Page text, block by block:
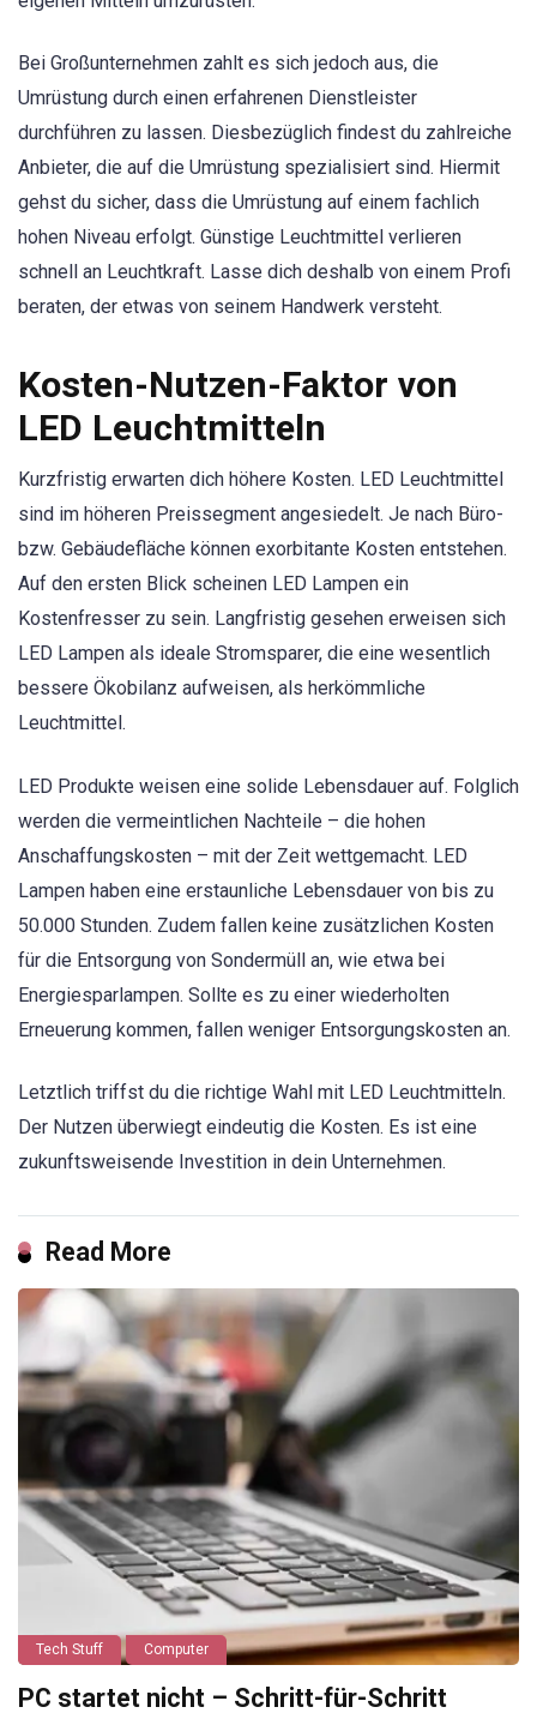
Bei Großunternehmen zahlt es sich jedoch aus, die
Umrüstung durch einen erfahrenen Dienstleister
durchführen zu lassen. Diesbezüglich findest du zahlreiche
Anbieter, die auf die Umrüstung spezialisiert sind. Hiermit
gehst du sicher, dass die Umrüstung auf einem fachlich
hohen Niveau erfolgt. Günstige Leuchtmittel verlieren
schnell an Leuchtkraft. Lasse dich deshalb von einem Profi
beraten, der etwas von seinem Handwerk versteht.
Kosten-Nutzen-Faktor von
LED Leuchtmitteln
Kurzfristig erwarten dich höhere Kosten. LED Leuchtmittel
sind im höheren Preissegment angesiedelt. Je nach Büro-
bzw. Gebäudefläche können exorbitante Kosten entstehen.
Auf den ersten Blick scheinen LED Lampen ein
Kostenfresser zu sein. Langfristig gesehen erweisen sich
LED Lampen als ideale Stromsparer, die eine wesentlich
bessere Ökobilanz aufweisen, als herkömmliche
Leuchtmittel.
LED Produkte weisen eine solide Lebensdauer auf. Folglich
werden die vermeintlichen Nachteile – die hohen
Anschaffungskosten – mit der Zeit wettgemacht. LED
Lampen haben eine erstaunliche Lebensdauer von bis zu
50.000 Stunden. Zudem fallen keine zusätzlichen Kosten
für die Entsorgung von Sondermüll an, wie etwa bei
Energiesparlampen. Sollte es zu einer wiederholten
Erneuerung kommen, fallen weniger Entsorgungskosten an.
Letztlich triffst du die richtige Wahl mit LED Leuchtmitteln.
Der Nutzen überwiegt eindeutig die Kosten. Es ist eine
zukunftsweisende Investition in dein Unternehmen.
Read More
Tech Stuff Computer
PC startet nicht – Schritt-für-Schritt